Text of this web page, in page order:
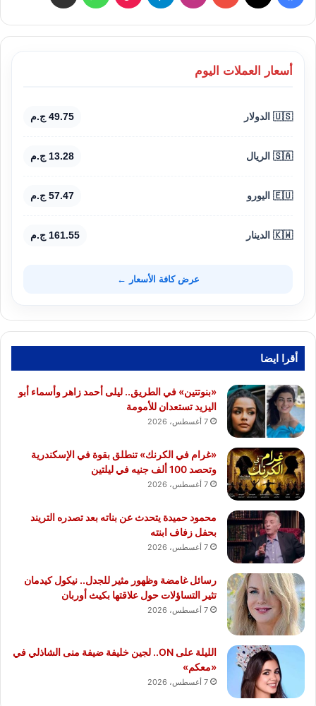
أسعار العملات اليوم
🇺🇸 الدولار 49.75 ج.م
🇸🇦 الريال 13.28 ج.م
🇪🇺 اليورو 57.47 ج.م
🇰🇼 الدينار 161.55 ج.م
عرض كافة الأسعار ←
أقرا ايضا
«بنوتتين» في الطريق.. ليلى أحمد زاهر وأسماء أبو
اليزيد تستعدان للأمومة
7 أغسطس، 2026
«غرام في الكرنك» تنطلق بقوة في الإسكندرية
وتحصد 100 ألف جنيه في ليلتين
7 أغسطس، 2026
محمود حميدة يتحدث عن بناته بعد تصدره التريند
بحفل زفاف ابنته
7 أغسطس، 2026
رسائل غامضة وظهور مثير للجدل.. نيكول كيدمان
تثير التساؤلات حول علاقتها بكيث أوربان
7 أغسطس، 2026
الليلة على ON.. لجين خليفة ضيفة منى الشاذلي في
«معكم»
7 أغسطس، 2026